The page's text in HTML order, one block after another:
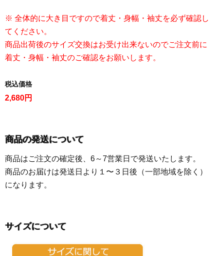
※ 全体的に大き目ですので着丈・身幅・袖丈を必ず確認し
てください。
商品出荷後のサイズ交換はお受け出来ないのでご注文前に
着丈・身幅・袖丈のご確認をお願いします。
税込価格
2,680円
商品の発送について
商品はご注文の確定後、6～7営業日で発送いたします。
商品のお届けは発送日より１〜３日後（一部地域を除く）
になります。
サイズについて